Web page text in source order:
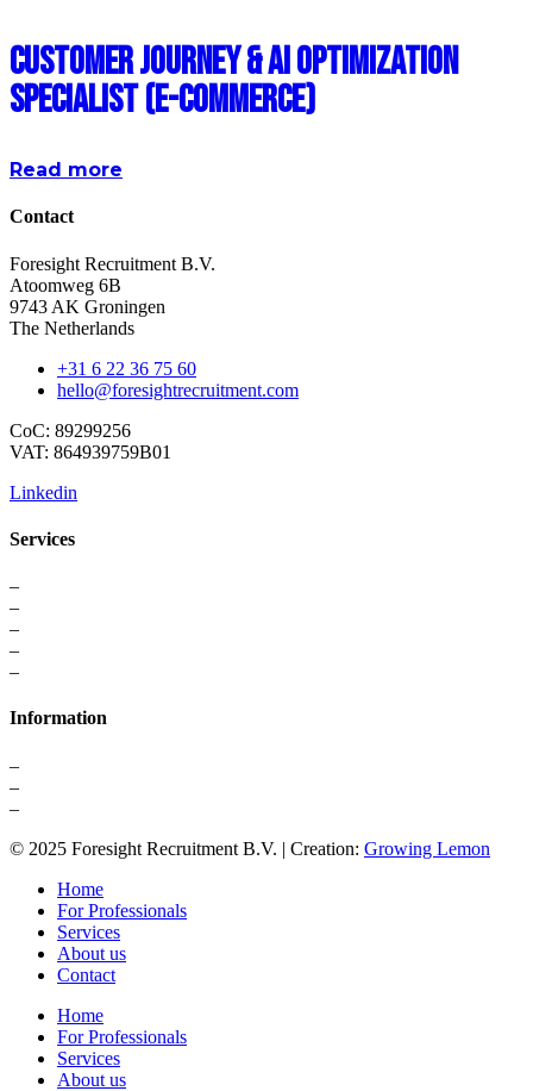
Customer Journey & AI Optimization
Specialist (E-commerce)
Read more
Contact
Foresight Recruitment B.V.
Atoomweg 6B
9743 AK Groningen
The Netherlands
+31 6 22 36 75 60
hello@foresightrecruitment.com
CoC: 89299256
VAT: 864939759B01
Linkedin
Services
–
–
–
–
–
Information
–
–
–
© 2025 Foresight Recruitment B.V. | Creation: Growing Lemon
Home
For Professionals
Services
About us
Contact
Home
For Professionals
Services
About us